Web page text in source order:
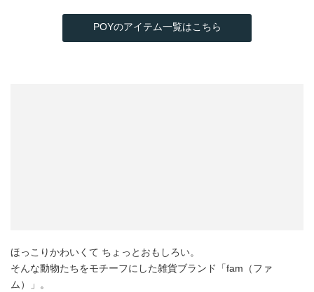
POYのアイテム一覧はこちら
ほっこりかわいくて ちょっとおもしろい。
そんな動物たちをモチーフにした雑貨ブランド「fam（ファ
ム）」。